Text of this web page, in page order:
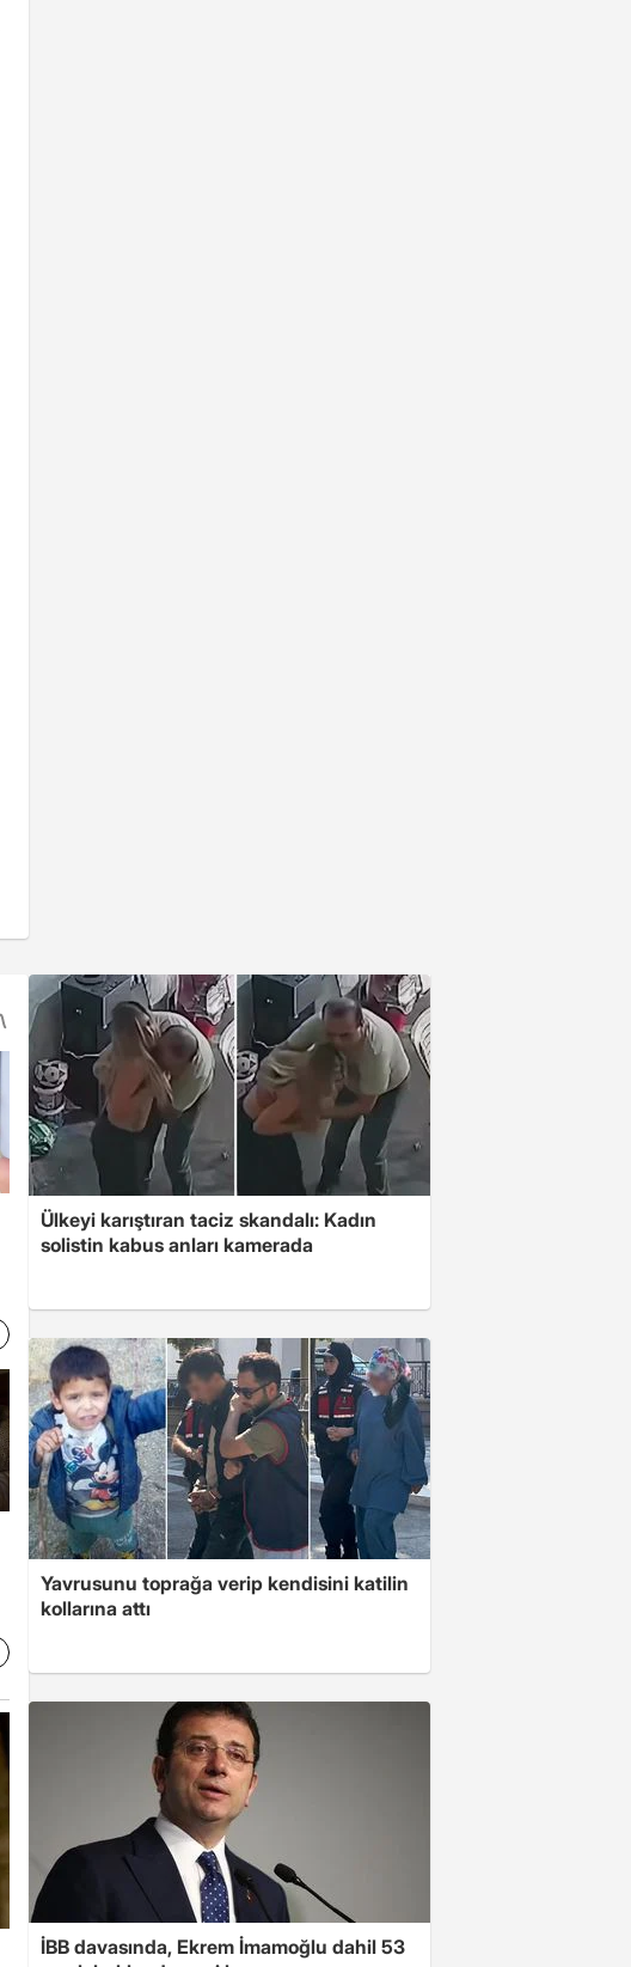
Ülkeyi karıştıran taciz skandalı: Kadın
solistin kabus anları kamerada
Yavrusunu toprağa verip kendisini katilin
kollarına attı
İBB davasında, Ekrem İmamoğlu dahil 53